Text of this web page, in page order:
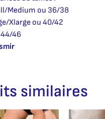
Medium ou 36/38
Xlarge ou 40/42
46
similaires